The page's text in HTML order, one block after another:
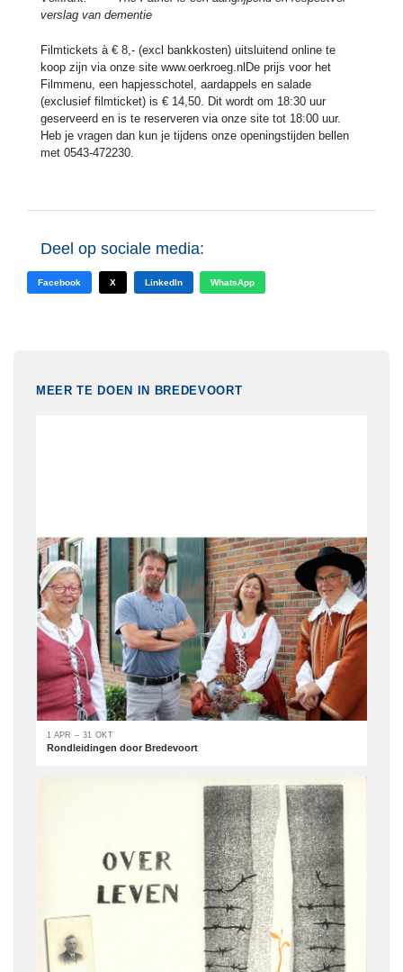
verslag van dementie
Filmtickets à € 8,- (excl bankkosten) uitsluitend online te
koop zijn via onze site www.oerkroeg.nlDe prijs voor het
Filmmenu, een hapjesschotel, aardappels en salade
(exclusief filmticket) is € 14,50. Dit wordt om 18:30 uur
geserveerd en is te reserveren via onze site tot 18:00 uur.
Heb je vragen dan kun je tijdens onze openingstijden bellen
met 0543-472230.
Deel op sociale media:
Facebook X LinkedIn WhatsApp
MEER TE DOEN IN BREDEVOORT
1 APR – 31 OKT
Rondleidingen door Bredevoort